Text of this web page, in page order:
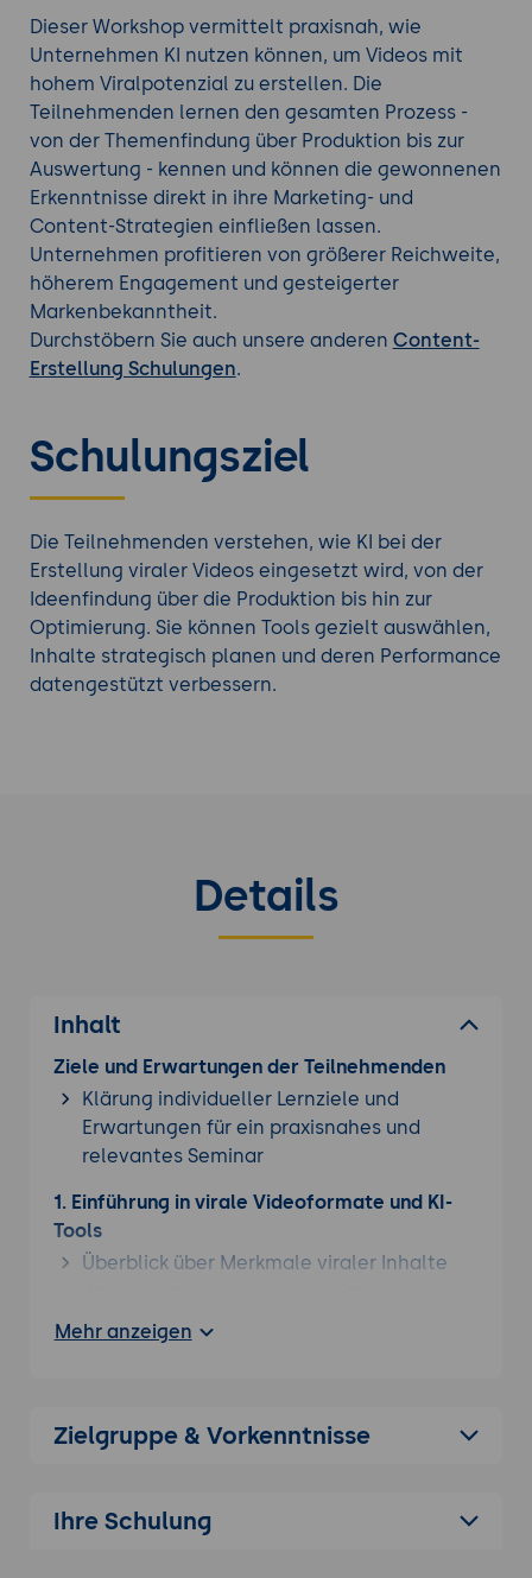
Dieser Workshop vermittelt praxisnah, wie
Unternehmen KI nutzen können, um Videos mit
hohem Viralpotenzial zu erstellen. Die
Teilnehmenden lernen den gesamten Prozess -
von der Themenfindung über Produktion bis zur
Auswertung - kennen und können die gewonnenen
Erkenntnisse direkt in ihre Marketing- und
Content-Strategien einfließen lassen.
Unternehmen profitieren von größerer Reichweite,
höherem Engagement und gesteigerter
Markenbekanntheit.
Durchstöbern Sie auch unsere anderen Content-
Erstellung Schulungen.
Schulungsziel
Die Teilnehmenden verstehen, wie KI bei der
Erstellung viraler Videos eingesetzt wird, von der
Ideenfindung über die Produktion bis hin zur
Optimierung. Sie können Tools gezielt auswählen,
Inhalte strategisch planen und deren Performance
datengestützt verbessern.
Details
Inhalt
Ziele und Erwartungen der Teilnehmenden
Klärung individueller Lernziele und
Erwartungen für ein praxisnahes und
relevantes Seminar
1. Einführung in virale Videoformate und KI-
Tools
Überblick über Merkmale viraler Inhalte
und Engagement
2. Trend- und Themenrecherche mit KI
Nutzung von KI-gestützten Analysetools
Mehr anzeigen
Zielgruppe & Vorkenntnisse
Ihre Schulung